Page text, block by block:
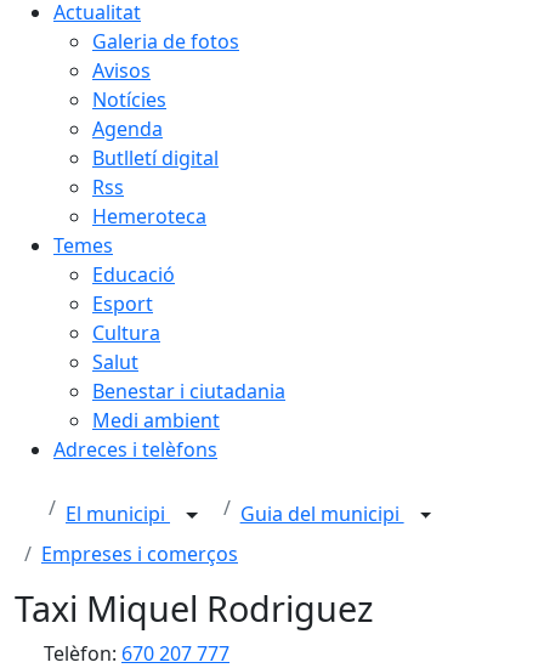
Actualitat
Galeria de fotos
Avisos
Notícies
Agenda
Butlletí digital
Rss
Hemeroteca
Temes
Educació
Esport
Cultura
Salut
Benestar i ciutadania
Medi ambient
Adreces i telèfons
El municipi
Guia del municipi
Empreses i comerços
Taxi Miquel Rodriguez
Telèfon: 670 207 777